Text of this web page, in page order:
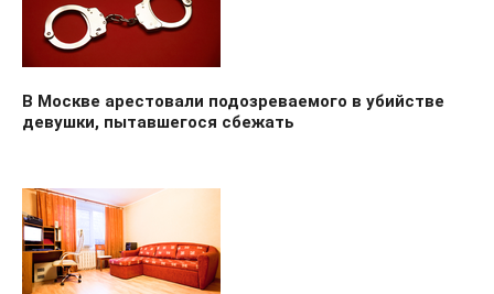
В Москве арестовали подозреваемого в убийстве
девушки, пытавшегося сбежать